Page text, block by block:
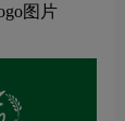
图片